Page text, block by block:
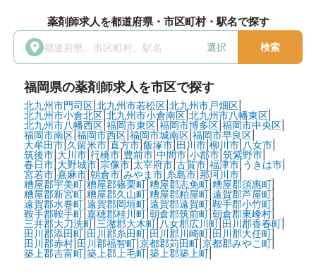
薬剤師求人を都道府県・市区町村・駅名で探す
選択 検索
福岡県の薬剤師求人を市区で探す
北九州市門司区| 北九州市若松区| 北九州市戸畑区|
北九州市小倉北区| 北九州市小倉南区| 北九州市八幡東区|
北九州市八幡西区|福岡市東区| 福岡市博多区| 福岡市中央区|
福岡市南区| 福岡市西区| 福岡市城南区| 福岡市早良区|
大牟田市| 久留米市| 直方市| 飯塚市| 田川市| 柳川市| 八女市|
筑後市| 大川市| 行橋市| 豊前市| 中間市| 小郡市| 筑紫野市|
春日市|大野城市| 宗像市| 太宰府市| 古賀市| 福津市| うきは市|
宮若市|嘉麻市| 朝倉市| みやま市| 糸島市| 那珂川市|
糟屋郡宇美町| 糟屋郡篠栗町| 糟屋郡志免町| 糟屋郡須惠町|
糟屋郡新宮町|糟屋郡久山町|糟屋郡粕屋町|遠賀郡芦屋町|
遠賀郡水巻町|遠賀郡岡垣町|遠賀郡遠賀町|鞍手郡小竹町|
鞍手郡鞍手町|嘉穂郡桂川町|朝倉郡筑前町|朝倉郡東峰村|
三井郡大刀洗町| 三潴郡大木町| 八女郡広川町| 田川郡香春町|
田川郡添田町| 田川郡糸田町| 田川郡川崎町| 田川郡大任町|
田川郡赤村| 田川郡福智町| 京都郡苅田町| 京都郡みやこ町|
築上郡吉富町| 築上郡上毛町| 築上郡築上町|